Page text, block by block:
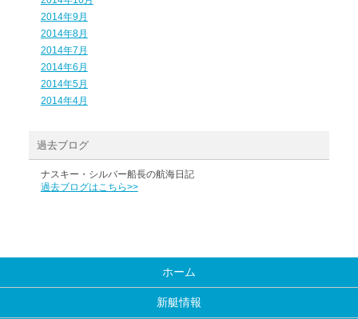
2014年9月
2014年8月
2014年7月
2014年6月
2014年5月
2014年4月
過去ブログ
ナスキー・シルバー船長の航海日記
過去ブログはこちら>>
ホーム
新艇情報